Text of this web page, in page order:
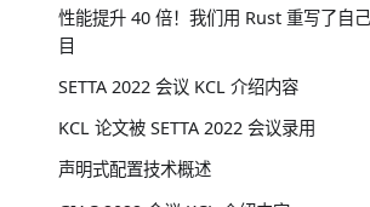
性能提升 40 倍！我们用 Rust 重写了自
目
SETTA 2022 会议 KCL 介绍内容
KCL 论文被 SETTA 2022 会议录用
声明式配置技术概述